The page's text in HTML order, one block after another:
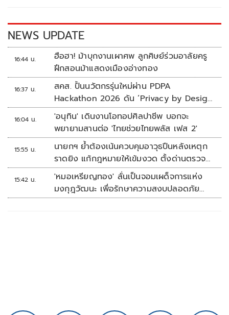
k k
NEWS UPDATE
16:44 น.
ฮือฮา! ม้าบุกงานเผาศพ ลูกศิษย์ร่วมอาลัยครู
ฝึกสอนม้าแสดงเมืองอ่างทอง
16:37 น.
สคส. ปั้นนวัตกรรุ่นใหม่ผ่าน PDPA
Hackathon 2026 ดัน ‘Privacy by Design
for all’ สู่โซลูชันคุ้มครองข้อมูลส่วนบุคคลที่
ใช้ได้จริง
16:04 น.
'อนุทิน' เดินงานโอทอปศิลปาชีพ บอกจะ
พยายามสานต่อ 'ไทยช่วยไทยพลัส เฟส 2'
15:55 น.
นายกฯ ย้ำต้องเน้นควบคุมอาวุธปืนหลังเหตุก
ราดยิง แก้กฎหมายให้เข้มงวด ตั้งด่านตรวจ
เพิ่ม
15:42 น.
'หมอเหรียญทอง' ลั่นเป็นจอมเผด็จการแห่ง
มงกุฎวัฒนะ เพื่อรักษาความสงบปลอดภัย
ภายในรพ.